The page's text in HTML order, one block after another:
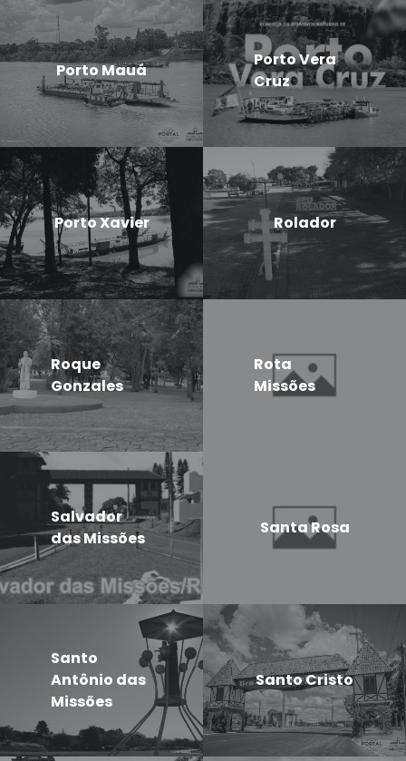
Porto Mauá
Porto Vera
Cruz
Porto Xavier Rolador
Roque
Gonzales
Rota
Missões
Salvador
das Missões
Santa Rosa
Santo
Antônio das
Missões
Santo Cristo